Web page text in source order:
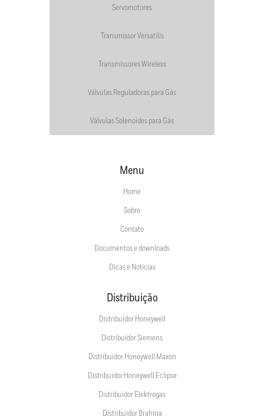
Servomotores
Transmissor Versatilis
Transmissores Wireless
Válvulas Reguladoras para Gás
Válvulas Solenoides para Gás
Menu
Home
Sobre
Contato
Documentos e downloads
Dicas e Notícias
Distribuição
Distribuidor Honeywell
Distribuidor Siemens
Distribuidor Honeywell Maxon
Distribuidor Honeywell Eclipse
Distribuidor Elektrogas
Distribuidor Brahma